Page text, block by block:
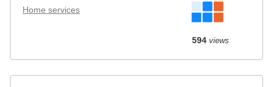
Home services
594views